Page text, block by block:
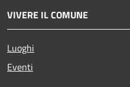
VIVERE IL COMUNE
Luoghi
Eventi